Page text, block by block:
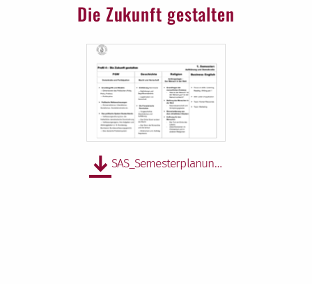
Die Zukunft gestalten
SAS_Semesterplanung_Profil_P4.pdf